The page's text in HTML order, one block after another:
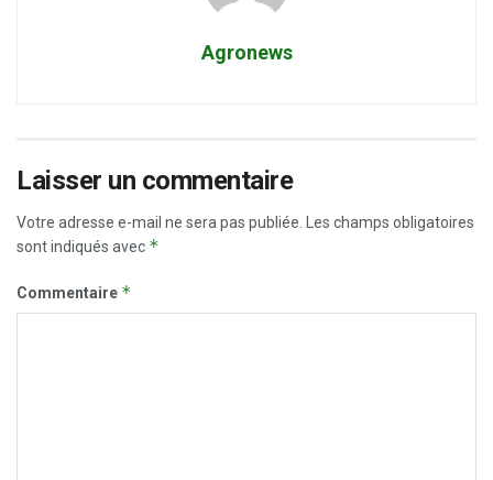
Agronews
Laisser un commentaire
Votre adresse e-mail ne sera pas publiée.
Les champs obligatoires
sont indiqués avec *
Commentaire *